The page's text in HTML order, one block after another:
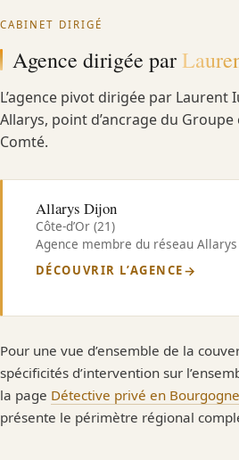
CABINET DIRIGÉ
Agence dirigée par
L’agence pivot dirigée par Laurent
Allarys, point d’ancrage du
Comté.
Allarys Dijon
Côte-d’Or (21)
Agence membre du réseau Allarys
DÉCOUVRIR L’AGENCE
Pour une vue d’ensemble de la
spécificités d’intervention sur
la page Détective privé en
présente le périmètre régional